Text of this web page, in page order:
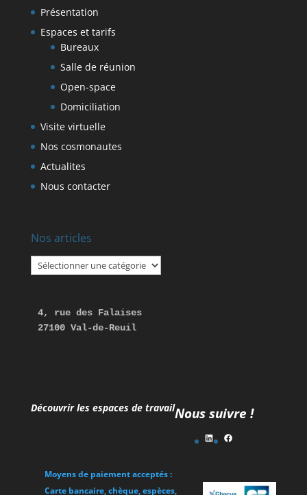
Présentation
Espaces et tarifs
Bureaux
Salle de réunion
Open-space
Domiciliation
Visite virtuelle
Nos cosmonautes
Actualites
Nous contacter
Nos articles
Nos
articles
4, rue des Falaises
27100 Val-de-Reuil
Découvrir les espaces de travailNous suivre !
LinkedIn Facebook
Moyens de paiement acceptés :
Carte bancaire, chèque, espèces,